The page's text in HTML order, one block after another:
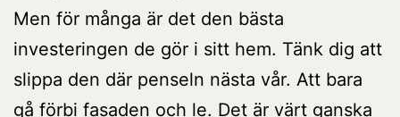
Men för många är det den bästa
investeringen de gör i sitt hem. Tänk dig att
slippa den där penseln nästa vår. Att bara
gå förbi fasaden och le. Det är värt ganska